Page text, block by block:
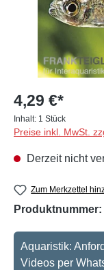
4,29 €*
Inhalt: 1 Stück
Preise inkl. MwSt.
Derzeit nicht
Zum Merkzettel
Produktnummer:
Aquaristik:
Videos per